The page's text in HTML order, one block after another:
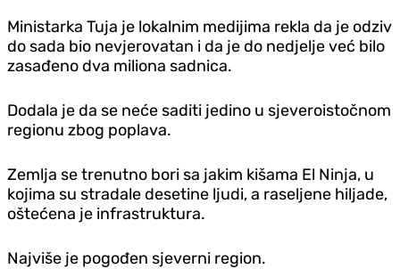
Ministarka Tuja je lokalnim medijima rekla da je odziv
do sada bio nevjerovatan i da je do nedjelje već bilo
zasađeno dva miliona sadnica.
Dodala je da se neće saditi jedino u sjeveroistočnom
regionu zbog poplava.
Zemlja se trenutno bori sa jakim kišama El Ninja, u
kojima su stradale desetine ljudi, a raseljene hiljade,
oštećena je infrastruktura.
Najviše je pogođen sjeverni region.